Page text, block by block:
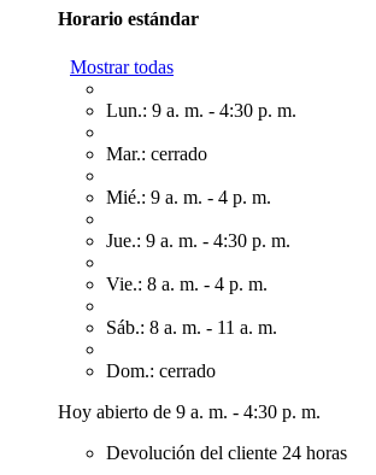
Horario estándar
Mostrar todas
Lun.: 9 a. m. - 4:30 p. m.
Mar.: cerrado
Mié.: 9 a. m. - 4 p. m.
Jue.: 9 a. m. - 4:30 p. m.
Vie.: 8 a. m. - 4 p. m.
Sáb.: 8 a. m. - 11 a. m.
Dom.: cerrado
Hoy abierto de 9 a. m. - 4:30 p. m.
Devolución del cliente 24 horas